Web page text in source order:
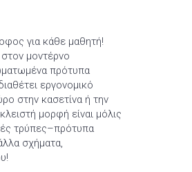
για κάθε μαθητή!
στον μοντέρνο
πρότυπα
εργονομικό
στην κασετίνα ή την
μορφή είναι μόλις
τρύπες–πρότυπα
σχήματα,